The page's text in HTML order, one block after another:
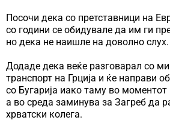
Посочи дека со претставници на
со години се обидувале да им ги
но дека не наишле на доволно слух.
Додаде дека веќе разговарал со
транспорт на Грција и ќе направи
со Бугарија иако таму во
а во среда заминува за Загреб да
хрватски колега.